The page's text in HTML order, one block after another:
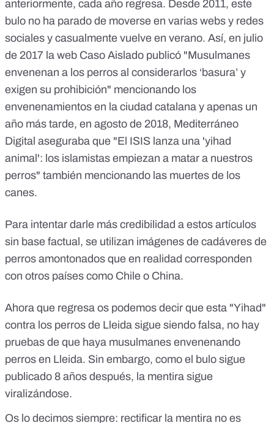
anteriormente, cada año regresa. Desde 2011, este
bulo no ha parado de moverse en varias webs y redes
sociales y casualmente vuelve en verano. Así, en julio
de 2017 la web Caso Aislado publicó "Musulmanes
envenenan a los perros al considerarlos ‘basura’ y
exigen su prohibición" mencionando los
envenenamientos en la ciudad catalana y apenas un
año más tarde, en agosto de 2018, Mediterráneo
Digital aseguraba que "El ISIS lanza una 'yihad
animal': los islamistas empiezan a matar a nuestros
perros" también mencionando las muertes de los
canes.
Para intentar darle más credibilidad a estos artículos
sin base factual, se utilizan imágenes de cadáveres de
perros amontonados que en realidad corresponden
con otros países como Chile o China.
Ahora que regresa os podemos decir que esta "Yihad"
contra los perros de Lleida sigue siendo falsa, no hay
pruebas de que haya musulmanes envenenando
perros en Lleida. Sin embargo, como el bulo sigue
publicado 8 años después, la mentira sigue
viralizándose.
Os lo decimos siempre: rectificar la mentira no es